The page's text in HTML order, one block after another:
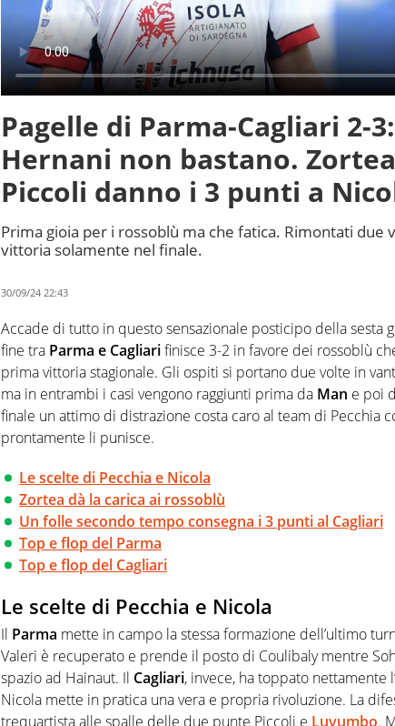
Pagelle di Parma-Cagliari 2-
Hernani non bastano.
Piccoli danno i 3 punti a
Prima gioia per i rossoblù ma che fatica. Rimontati due
vittoria solamente nel finale.
30/09/24 22:43
Accade di tutto in questo sensazionale posticipo della sesta
fine tra Parma e Cagliarifinisce 3-2 in favore dei rossoblù
prima vittoria stagionale. Gli ospiti si portano due volte in
ma in entrambi i casi vengono raggiunti prima da Man e poi
finale un attimo di distrazione costa caro al team di Pecchia
prontamente li punisce.
Le scelte di Pecchia e Nicola
Zortea dà la carica ai rossoblù
Un folle secondo tempo consegna i 3 punti al Cagliari
Top e flop del Parma
Top e flop del Cagliari
Le scelte di Pecchia e Nicola
Il Parma mette in campo la stessa formazione dell’ultimo
Valeri è recuperato e prende il posto di Coulibaly mentre
spazio ad Hainaut. Il Cagliari, invece, ha toppato nettamente
Nicola mette in pratica una vera e propria rivoluzione. La
trequartista alle spalle delle due punte Piccoli e Luvumbo.